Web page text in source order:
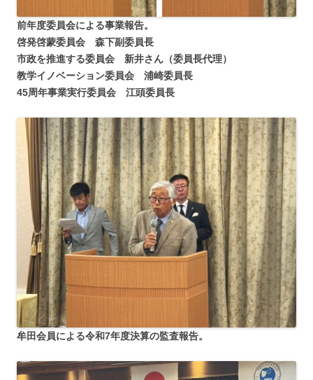
前年度委員会による事業報告。
啓発啓蒙委員会 森下副委員長
市政を推進する委員会 新井さん（委員長代理）
教学イノベーション委員会 浦崎委員長
45周年事業実行委員会 江頭委員長
牟田会員による令和7年度決算の監査報告。